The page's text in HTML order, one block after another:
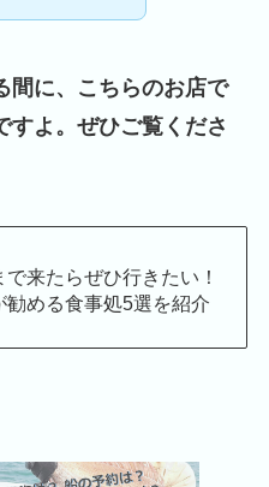
間に、こちらのお店で
すよ。ぜひご覧くださ
来たらぜひ行きたい！
勧める食事処5選を紹介